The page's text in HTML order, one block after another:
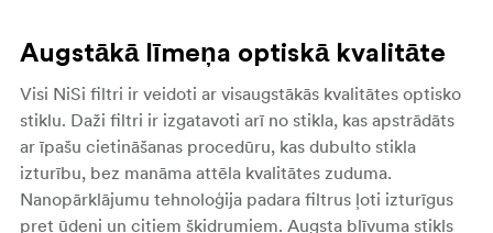
Augstākā līmeņa optiskā kvalitāte
Visi NiSi filtri ir veidoti ar visaugstākās kvalitātes optisko
stiklu. Daži filtri ir izgatavoti arī no stikla, kas apstrādāts
ar īpašu cietināšanas procedūru, kas dubulto stikla
izturību, bez manāma attēla kvalitātes zuduma.
Nanopārklājumu tehnoloģija padara filtrus ļoti izturīgus
pret ūdeni un citiem šķidrumiem. Augsta blīvuma stikls